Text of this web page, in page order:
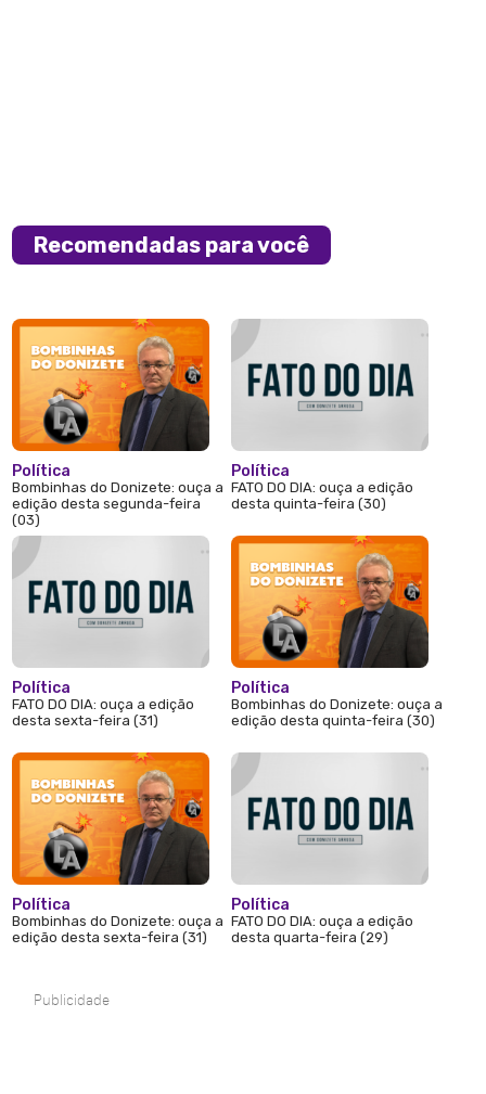
Recomendadas para você
Política
Bombinhas do Donizete: ouça a
edição desta segunda-feira
(03)
Política
FATO DO DIA: ouça a edição
desta sexta-feira (31)
Política
Bombinhas do Donizete: ouça a
edição desta sexta-feira (31)
Política
FATO DO DIA: ouça a edição
desta quinta-feira (30)
Política
Bombinhas do Donizete: ouça a
edição desta quinta-feira (30)
Política
FATO DO DIA: ouça a edição
desta quarta-feira (29)
Publicidade